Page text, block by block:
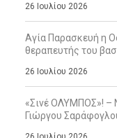
26 Ιουλίου 2026
Αγία Παρασκευή η
θεραπευτής του
26 Ιουλίου 2026
«Σινέ ΟΛΥΜΠΟΣ»! –
Γιώργου